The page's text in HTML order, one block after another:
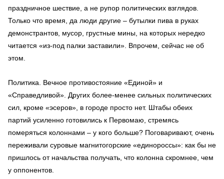
праздничное шествие, а не рупор политических взглядов.
Только что время, да люди другие – бутылки пива в руках
демонстрантов, мусор, грустные мины, на которых нередко
читается «из-под палки заставили». Впрочем, сейчас не об
этом.
Политика. Вечное противостояние «Единой» и
«Справедливой». Других более-менее сильных политических
сил, кроме «эсеров», в городе просто нет. Штабы обеих
партий усиленно готовились к Первомаю, стремясь
померяться колоннами – у кого больше? Поговаривают, очень
переживали суровые магнитогорские «единороссы»: как бы не
пришлось от начальства получать, что колонна скромнее, чем
у оппонентов.